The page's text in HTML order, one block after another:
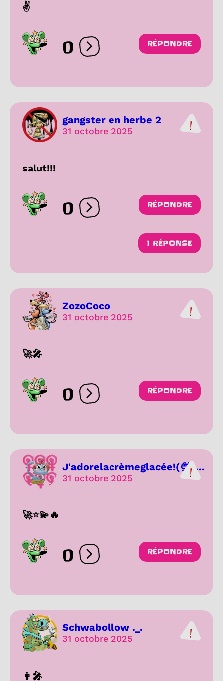
✌️
0 Ouvrir les réactions
RÉPONDRE
gangster en herbe 2
31 octobre 2025
salut!!!
0 Ouvrir les réactions
RÉPONDRE
1 RÉPONSE
ZozoCoco
31 octobre 2025
🚀🎤
0 Ouvrir les réactions
RÉPONDRE
J'adorelacrèmeglacée!(🍨+...
31 octobre 2025
🚀⭐💫🔥
0 Ouvrir les réactions
RÉPONDRE
Schwabollow ._.
31 octobre 2025
👩‍🎤